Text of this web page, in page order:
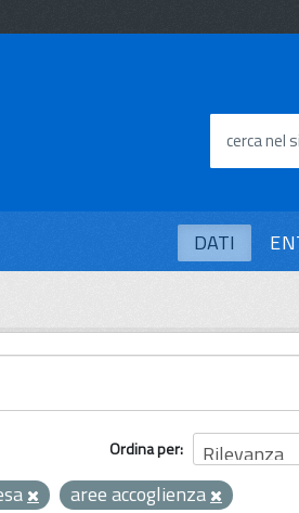
cerca nel
DATI
Ordina per
aree accoglienza